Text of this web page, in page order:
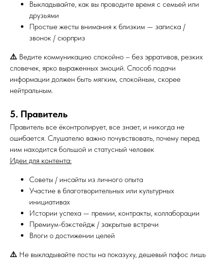
Выкладывайте, как вы проводите время с семьей или
друзьями
Простые жесты внимания к близким — записка /
звонок / сюрприз
⚠️ Ведите коммуникацию спокойно – без эрративов, резких
словечек, ярко выраженных эмоций. Способ подачи
информации должен быть мягким, спокойным, скорее
нейтральным.
5. Правитель
Правитель все ёконтролирует, все знает, и никогда не
ошибается. Слушателю важно почувствовать, почему перед
ним находится большой и статусный человек
Идеи для контента:
Советы / инсайты из личного опыта
Участие в благотворительных или культурных
инициативах
Истории успеха — премии, контракты, коллаборации
Премиум-бэкстейдж / закрытые встречи
Влоги о достижении целей
⚠️ Не выкладывайте посты на показуху, дешевый пафос лишь